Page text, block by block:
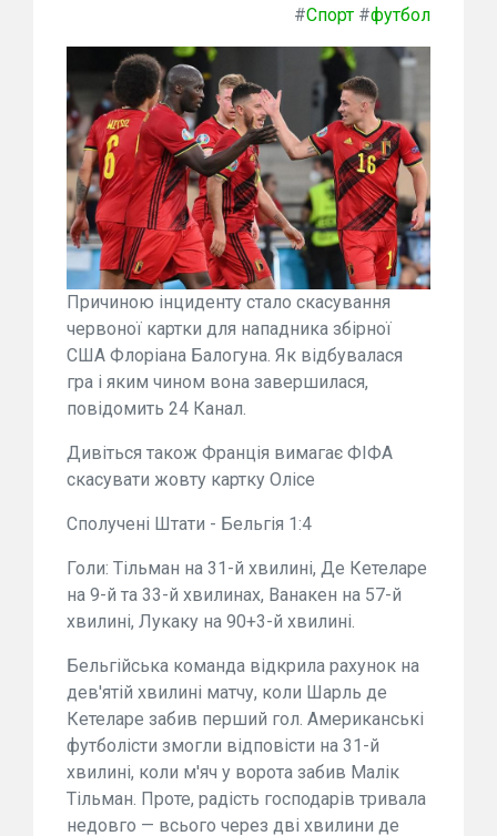
#Спорт #футбол
Причиною інциденту стало скасування
червоної картки для нападника збірної
США Флоріана Балогуна. Як відбувалася
гра і яким чином вона завершилася,
повідомить 24 Канал.
Дивіться також Франція вимагає ФІФА
скасувати жовту картку Олісе
Сполучені Штати - Бельгія 1:4
Голи: Тільман на 31-й хвилині, Де Кетеларе
на 9-й та 33-й хвилинах, Ванакен на 57-й
хвилині, Лукаку на 90+3-й хвилині.
Бельгійська команда відкрила рахунок на
дев'ятій хвилині матчу, коли Шарль де
Кетеларе забив перший гол. Американські
футболісти змогли відповісти на 31-й
хвилині, коли м'яч у ворота забив Малік
Тільман. Проте, радість господарів тривала
недовго — всього через дві хвилини де